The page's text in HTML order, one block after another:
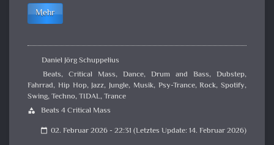
Mehr
Daniel Jörg Schuppelius
Beats, Critical Mass, Dance, Drum and Bass, Dubstep,
Fahrrad, Hip Hop,Jazz, Jungle, Musik, Psy-Trance,Rock, Spotify,
Swing,Techno,TIDAL,Trance
category Beats 4 Critical Mass
calendar_today 02. Februar 2026 - 22:31 (Letztes Update: 14. Februar 2026)